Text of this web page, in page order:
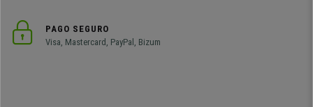
PAGO SEGURO
Visa, Mastercard, PayPal, Bizum